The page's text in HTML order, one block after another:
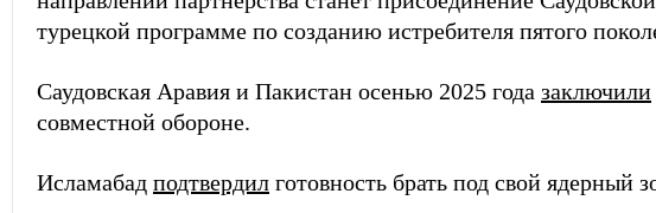
турецкой программе по созданию истребителя пятого
Саудовская Аравия и Пакистан осенью 2025 года заключили
совместной обороне.
Исламабад подтвердил готовность брать под свой ядерный